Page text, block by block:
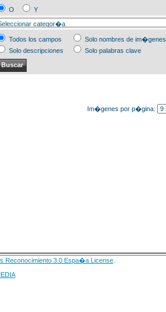
O
Y
Todos los campos
Solo nombres de im�genes
Solo descripciones
Solo palabras clave
Im�genes por p�gina:
Reconocimiento 3.0 Espa�a License